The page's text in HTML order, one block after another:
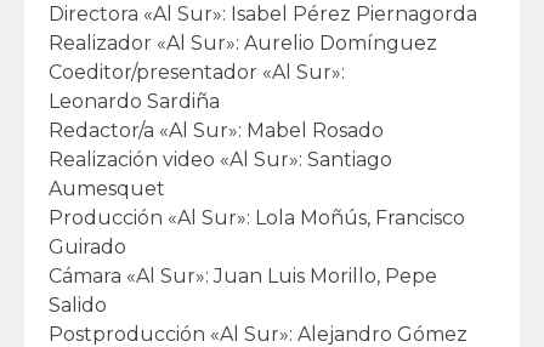
Directora «Al Sur»: Isabel Pérez Piernagorda
Realizador «Al Sur»: Aurelio Domínguez
Coeditor/presentador «Al Sur»:
Leonardo Sardiña
Redactor/a «Al Sur»: Mabel Rosado
Realización video «Al Sur»: Santiago
Aumesquet
Producción «Al Sur»: Lola Moñús, Francisco
Guirado
Cámara «Al Sur»: Juan Luis Morillo, Pepe
Salido
Postproducción «Al Sur»: Alejandro Gómez